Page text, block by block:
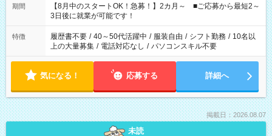
「できれば残業はしたくない」 など、ご希望を教えてください
ね。 ※Wワーク希望の方へ 今ご覧のお仕事で希望する勤務時間
と、もう1つのお仕事の勤務時間。 合計で週40時間を超える場
合は応募できません。
期間
【8月中のスタートOK！急募！】2カ月～ ■ご応募から最短2～
3日後に就業が可能です！
特徴 履歴書不要 / 40～50代活躍中 / 服装自由 / シフト勤務 / 10名以
上の大量募集 / 電話対応なし / パソコンスキル不要
気になる！ 応募する 詳細へ
掲載日：2026.08.07
未読